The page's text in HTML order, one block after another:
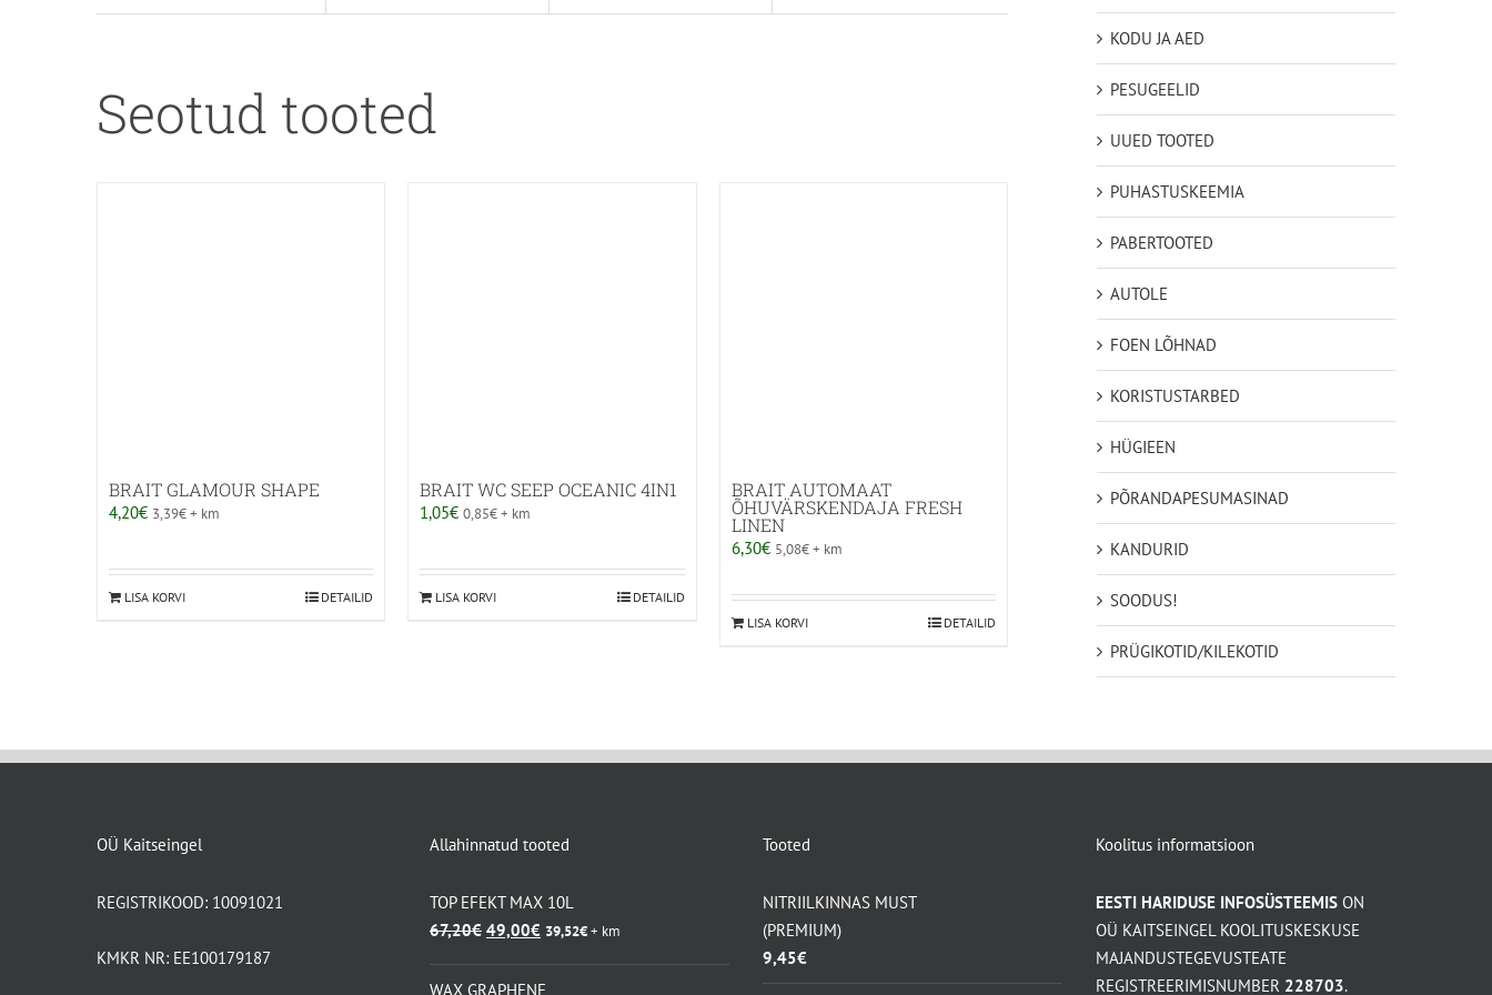
Seotud tooted
BRAIT GLAMOUR SHAPE
4,20€ 3,39€+ km
LISA KORVI DETAILID
BRAIT WC SEEP OCEANIC 4IN1
1,05€ 0,85€+ km
LISA KORVI DETAILID
BRAIT AUTOMAAT
ÕHUVÄRSKENDAJA FRESH
LINEN
6,30€ 5,08€+ km
LISA KORVI DETAILID
KODU JA AED
PESUGEELID
UUED TOOTED
PUHASTUSKEEMIA
PABERTOOTED
AUTOLE
FOEN LÕHNAD
KORISTUSTARBED
HÜGIEEN
PÕRANDAPESUMASINAD
KANDURID
SOODUS!
PRÜGIKOTID/KILEKOTID
OÜ Kaitseingel
REGISTRIKOOD: 10091021
KMKR NR: EE100179187
Allahinnatud tooted
TOP EFEKT MAX 10L
67,20€ Algne
oli:
49,00€ Praegune
on:
39,52€+ km
WAX GRAPHENE
Tooted
NITRIILKINNAS MUST
(PREMIUM)
9,45€
Koolitus informatsioon
EESTI HARIDUSE INFOSÜSTEEMIS ON
OÜ KAITSEINGEL KOOLITUSKESKUSE
MAJANDUSTEGEVUSTEATE
REGISTREERIMISNUMBER 228703.